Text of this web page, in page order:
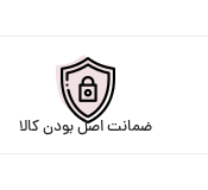
ضمانت اصل بودن کالا